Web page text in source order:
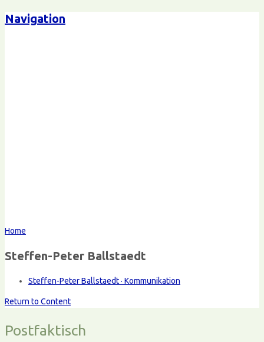
Navigation
Home
Steffen-Peter Ballstaedt
Steffen-Peter Ballstaedt · Kommunikation
Return to Content
Postfaktisch